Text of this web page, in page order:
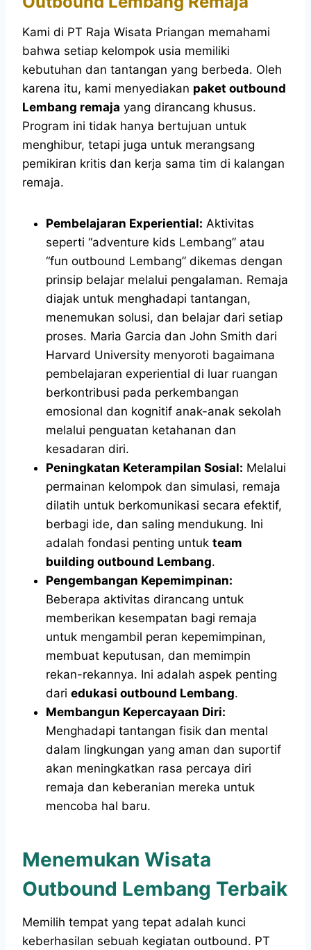
Kami di PT Raja Wisata Priangan memahami
bahwa setiap kelompok usia memiliki
kebutuhan dan tantangan yang berbeda. Oleh
karena itu, kami menyediakan paket outbound
Lembang remaja yang dirancang khusus.
Program ini tidak hanya bertujuan untuk
menghibur, tetapi juga untuk merangsang
pemikiran kritis dan kerja sama tim di kalangan
remaja.
Pembelajaran Experiential: Aktivitas
seperti “adventure kids Lembang” atau
“fun outbound Lembang” dikemas dengan
prinsip belajar melalui pengalaman. Remaja
diajak untuk menghadapi tantangan,
menemukan solusi, dan belajar dari setiap
proses. Maria Garcia dan John Smith dari
Harvard University menyoroti bagaimana
pembelajaran experiential di luar ruangan
berkontribusi pada perkembangan
emosional dan kognitif anak-anak sekolah
melalui penguatan ketahanan dan
kesadaran diri.
Peningkatan Keterampilan Sosial: Melalui
permainan kelompok dan simulasi, remaja
dilatih untuk berkomunikasi secara efektif,
berbagi ide, dan saling mendukung. Ini
adalah fondasi penting untuk team
building outbound Lembang.
Pengembangan Kepemimpinan:
Beberapa aktivitas dirancang untuk
memberikan kesempatan bagi remaja
untuk mengambil peran kepemimpinan,
membuat keputusan, dan memimpin
rekan-rekannya. Ini adalah aspek penting
dari edukasi outbound Lembang.
Membangun Kepercayaan Diri:
Menghadapi tantangan fisik dan mental
dalam lingkungan yang aman dan suportif
akan meningkatkan rasa percaya diri
remaja dan keberanian mereka untuk
mencoba hal baru.
Menemukan Wisata
Outbound Lembang Terbaik
Memilih tempat yang tepat adalah kunci
keberhasilan sebuah kegiatan outbound. PT